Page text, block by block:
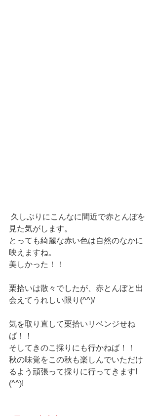
見た気がします。
とっても綺麗な赤い色は自然のなかに
映えますね。
美しかった！！
栗拾いは散々でしたが、赤とんぼと出
会えてうれしい限り(^^)/
気を取り直して栗拾いリベンジせね
ば！！
そしてきのこ採りにも行かねば！！
秋の味覚をこの秋も楽しんでいただけ
るよう頑張って採りに行ってきます!
(^^)!